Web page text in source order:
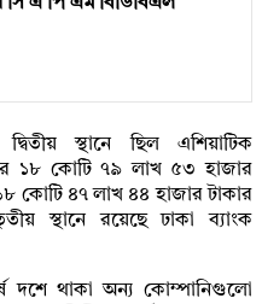
স্থানে ছিল এশিয়াটিক
১৮ কোটি ৭৯ লাখ ৫৩ হাজার
কোটি ৪৭ লাখ ৪৪ হাজার টাকার
স্থানে রয়েছে ঢাকা ব্যাংক
দশে থাকা অন্য কোম্পানিগুলো